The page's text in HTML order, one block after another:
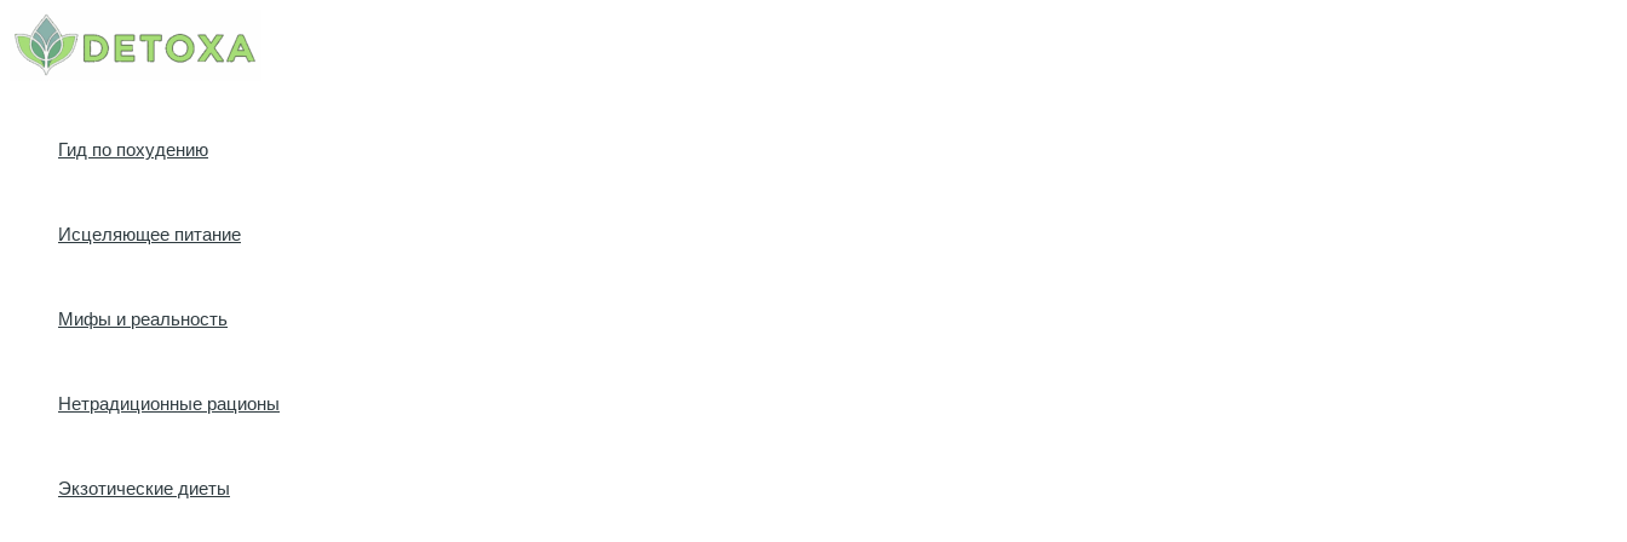
Перейти
к
содержимому
Гид по похудению
Исцеляющее питание
Мифы и реальность
Нетрадиционные рационы
Экзотические диеты